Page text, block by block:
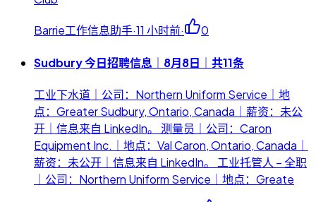
Barrie工作信息助手·11 小时前· 0
Sudbury 今日招聘信息｜8月8日｜共11条
工业下水道｜公司：Northern Uniform Service｜地
点：Greater Sudbury, Ontario, Canada｜薪资：未公
开｜信息来自 LinkedIn。 测量员｜公司：Caron
Equipment Inc.｜地点：Val Caron, Ontario, Canada｜
薪资：未公开｜信息来自 LinkedIn。 工业托管人 – 全职
｜公司：Northern Uniform Service｜地点：Greate